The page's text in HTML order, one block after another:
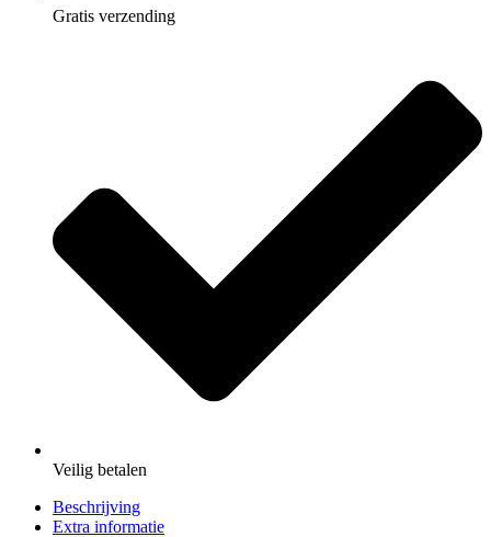
Gratis verzending
Veilig betalen
Beschrijving
Extra informatie